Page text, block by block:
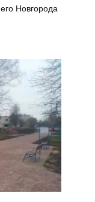
Новгорода